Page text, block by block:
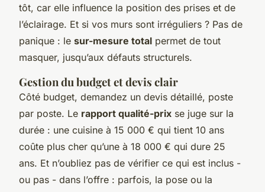
tôt, car elle influence la position des prises et de
l’éclairage. Et si vos murs sont irréguliers ? Pas de
panique : le sur-mesure total permet de tout
masquer, jusqu’aux défauts structurels.
Gestion du budget et devis clair
Côté budget, demandez un devis détaillé, poste
par poste. Le rapport qualité-prix se juge sur la
durée : une cuisine à 15 000 € qui tient 10 ans
coûte plus cher qu’une à 18 000 € qui dure 25
ans. Et n’oubliez pas de vérifier ce qui est inclus -
ou pas - dans l’offre : parfois, la pose ou la